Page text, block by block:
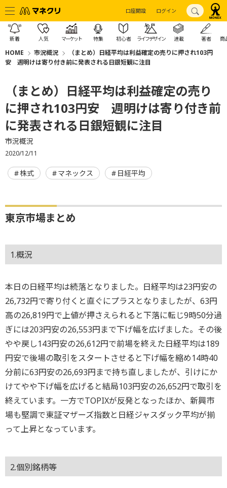
口座開設 ログイン
新着 人気 マーケット 特集 初心者 ライフデザイン 連載 著者 商
HOME 市況概況
（まとめ）日経平均は利益確定の売りに押され103円
安 週明けは寄り付き前に発表される日銀短観に注目
（まとめ）日経平均は利益確定の売り
に押され103円安 週明けは寄り付き前
に発表される日銀短観に注目
市況概況
2020/12/11
株式 マネックス 日経平均
東京市場まとめ
1.概況
本日の日経平均は続落となりました。日経平均は23円安の
26,732円で寄り付くと直ぐにプラスとなりましたが、63円
高の26,819円で上値が押さえられると下落に転じ9時50分過
ぎには203円安の26,553円まで下げ幅を広げました。その後
やや戻し143円安の26,612円で前場を終えた日経平均は189
円安で後場の取引をスタートさせると下げ幅を縮め14時40
分前に63円安の26,693円まで持ち直しましたが、引けにか
けてやや下げ幅を広げると結局103円安の26,652円で取引を
終えています。一方でTOPIXが反発となったほか、新興市
場も堅調で東証マザーズ指数と日経ジャスダック平均が揃
って上昇となっています。
2.個別銘柄等